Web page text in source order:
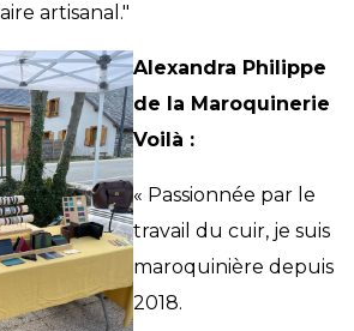
artisanal."
Alexandra Philippe
de la Maroquinerie
Voilà :
« Passionnée par le
travail du cuir, je suis
maroquinière depuis
2018.